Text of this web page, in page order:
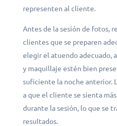
representen al cliente.
Antes de la sesión de fotos,
clientes que se preparen
elegir el atuendo adecuado,
y maquillaje estén bien
suficiente la noche anterior.
a que el cliente se sienta
durante la sesión, lo que se
resultados.